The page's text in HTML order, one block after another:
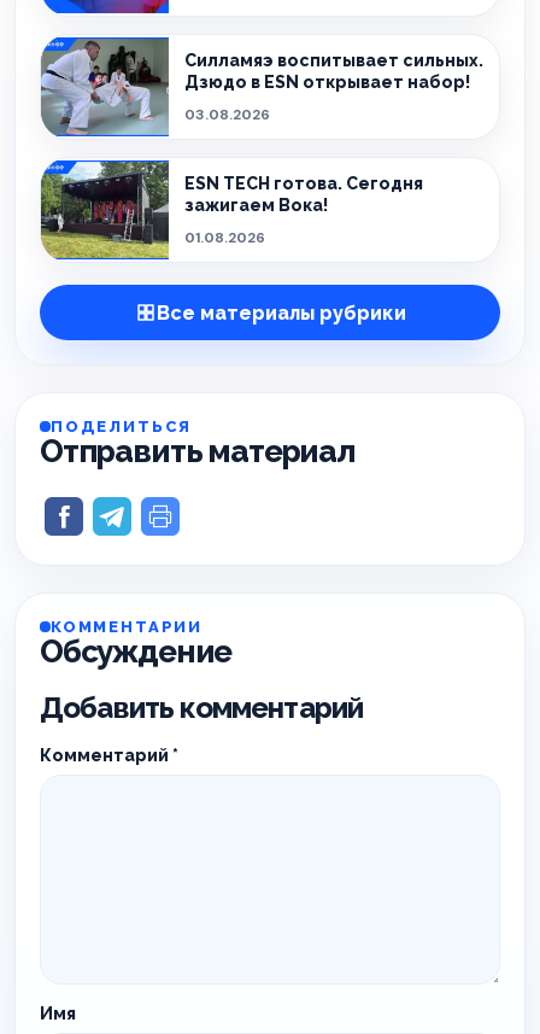
Силламяэ воспитывает сильных.
Дзюдо в ESN открывает набор!
03.08.2026
ESN TECH готова. Сегодня
зажигаем Вока!
01.08.2026
Все материалы рубрики
ПОДЕЛИТЬСЯ
Отправить материал
КОММЕНТАРИИ
Обсуждение
Добавить комментарий
Комментарий *
Имя